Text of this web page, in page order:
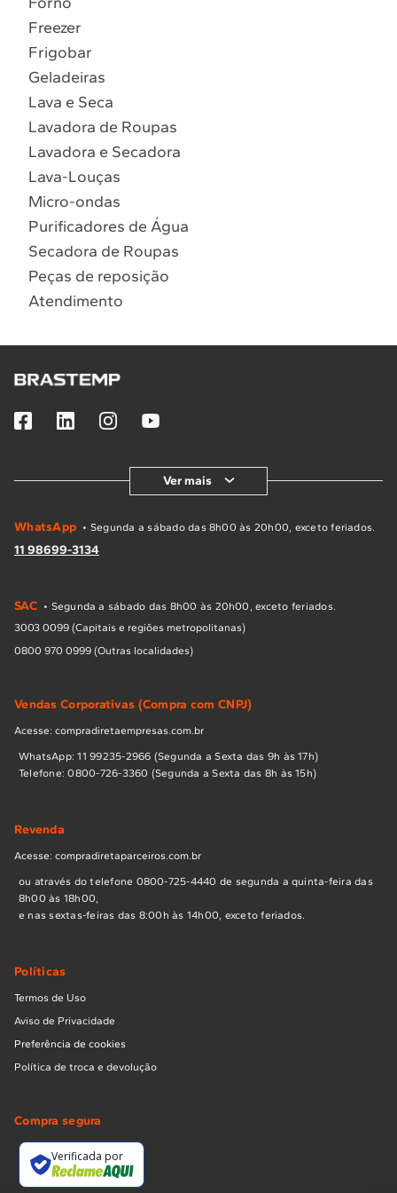
Localizar assistência técnica
Freezer
Frigobar
Geladeiras
Lava e Seca
Lavadora de Roupas
Lavadora e Secadora
Lava-Louças
Micro-ondas
Purificadores de Água
Secadora de Roupas
Peças de reposição
Atendimento
Ver mais
WhatsApp • Segunda a sábado das 8h00 às 20h00, exceto feriados.
11 98699-3134
SAC • Segunda a sábado das 8h00 às 20h00, exceto feriados.
3003 0099 (Capitais e regiões metropolitanas)
0800 970 0999 (Outras localidades)
Vendas Corporativas (Compra com CNPJ)
Acesse: compradiretaempresas.com.br
WhatsApp: 11 99235-2966 (Segunda a Sexta das 9h às 17h)
Telefone: 0800-726-3360 (Segunda a Sexta das 8h às 15h)
Revenda
Acesse: compradiretaparceiros.com.br
ou através do telefone 0800-725-4440 de segunda a quinta-feira das
8h00 às 18h00,
e nas sextas-feiras das 8:00h às 14h00, exceto feriados.
Políticas
Termos de Uso
Aviso de Privacidade
Preferência de cookies
Política de troca e devolução
Compra segura
Verificada por